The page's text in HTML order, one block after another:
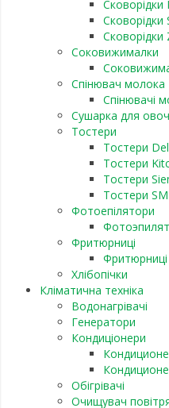
Сковорідки
Сковорідки
Сковорідки
Соковижималки
Спінювач молока
Спінювачі
Сушарка для
Тостери
Тостери
Тостери
Тостери
Тостери
Фотоепілятори
Фритюрниці
Хлібопічки
Кліматична техніка
Водонагрівачі
Генератори
Кондиціонери
Обігрівачі
Очищувач